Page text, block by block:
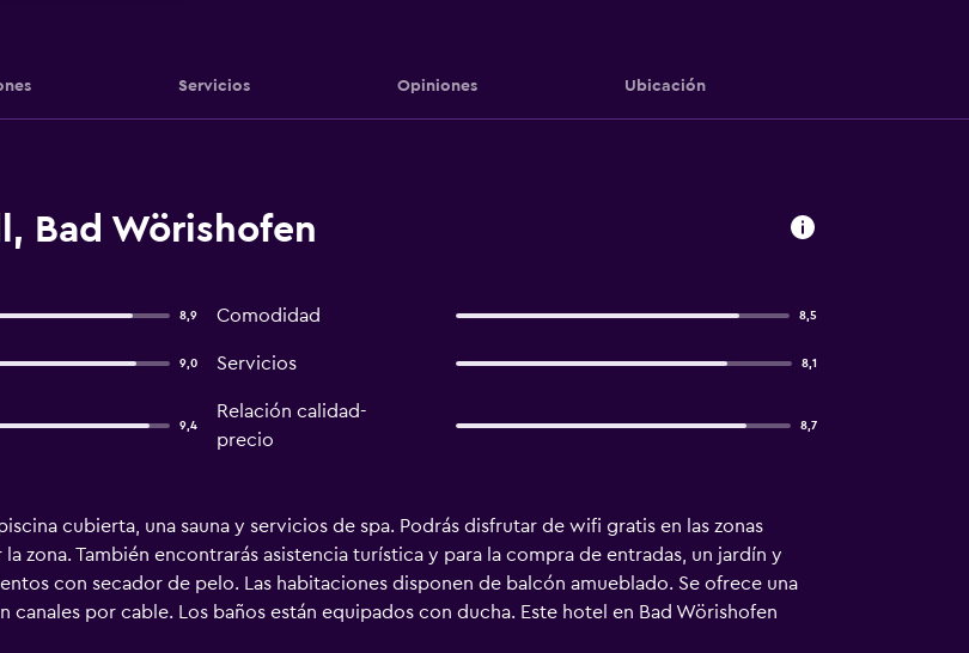
Servicios Opiniones Ubicación
Bad Wörishofen
8,9 Comodidad 8,5
9,0 Servicios 8,1
9,4
Relación calidad-
precio
8,7
cubierta, una sauna y servicios de spa. Podrás disfrutar de wifi gratis en las zonas
zona. También encontrarás asistencia turística y para la compra de entradas, un jardín y
con secador de pelo. Las habitaciones disponen de balcón amueblado. Se ofrece una
por cable. Los baños están equipados con ducha. Este hotel en Bad Wörishofen
de limpieza todos los días y es posible solicitar juegos de cama hipoalergénicos. Los